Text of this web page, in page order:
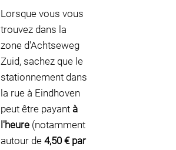
Lorsque vous vous
trouvez dans la
zone d'Achtseweg
Zuid, sachez que le
stationnement dans
la rue à Eindhoven
peut être payant à
l'heure (notamment
autour de 4,50 € par